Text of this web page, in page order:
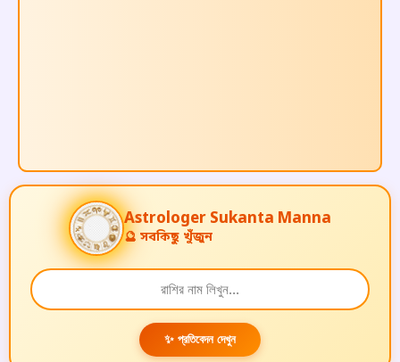
Astrologer Sukanta Manna
🔮 সবকিছু খুঁজুন
✨ প্রতিবেদন দেখুন